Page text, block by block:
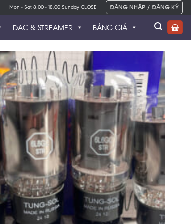
Mon - Sat 8.00 - 18.00 Sunday CLOSE ĐĂNG NHẬP / ĐĂNG KÝ
BẢNG GIÁ
DAC & STREAMER